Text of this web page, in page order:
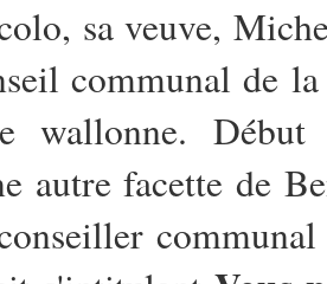
sa veuve,
communal de
wallonne.
autre facette de